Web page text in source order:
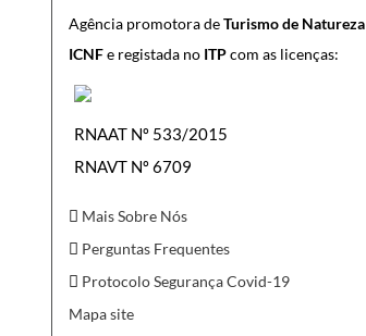
Agência promotora deTurismo de Natureza
ICNFe registada no ITPcom as licenças:
RNAAT Nº 533/2015
RNAVT Nº 6709
Mais Sobre Nós
Perguntas Frequentes
Protocolo Segurança Covid-19
Mapa site